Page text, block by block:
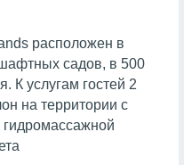
расположен в
садов, в 500
К услугам гостей 2
на территории с